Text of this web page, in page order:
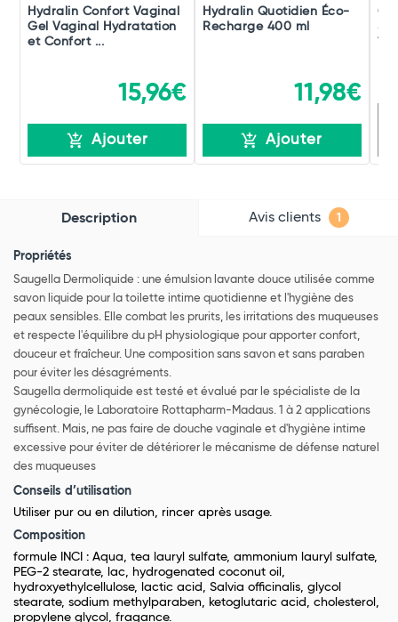
Hydralin Confort Vaginal
Gel Vaginal Hydratation
et Confort ...
15,96€
Ajouter
Hydralin Quotidien Éco-
Recharge 400 ml
11,98€
Ajouter
Description Avis clients 1
Propriétés
Saugella Dermoliquide : une émulsion lavante douce utilisée comme
savon liquide pour la toilette intime quotidienne et l'hygiène des
peaux sensibles. Elle combat les prurits, les irritations des muqueuses
et respecte l'équilibre du pH physiologique pour apporter confort,
douceur et fraîcheur. Une composition sans savon et sans paraben
pour éviter les désagréments.
Saugella dermoliquide est testé et évalué par le spécialiste de la
gynécologie, le Laboratoire Rottapharm-Madaus. 1 à 2 applications
suffisent. Mais, ne pas faire de douche vaginale et d'hygiène intime
excessive pour éviter de détériorer le mécanisme de défense naturel
des muqueuses
Conseils d’utilisation
Utiliser pur ou en dilution, rincer après usage.
Composition
formule INCI : Aqua, tea lauryl sulfate, ammonium lauryl sulfate,
PEG-2 stearate, lac, hydrogenated coconut oil,
hydroxyethylcellulose, lactic acid, Salvia officinalis, glycol
stearate, sodium methylparaben, ketoglutaric acid, cholesterol,
propylene glycol, fragance.